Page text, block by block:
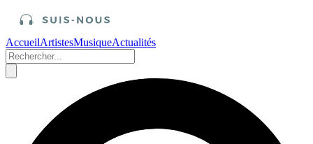
AccueilArtistesMusiqueActualités